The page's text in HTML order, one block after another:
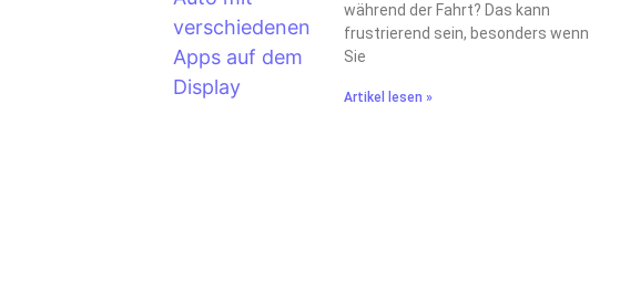
während der Fahrt? Das kann
frustrierend sein, besonders wenn
Sie
Artikel lesen »